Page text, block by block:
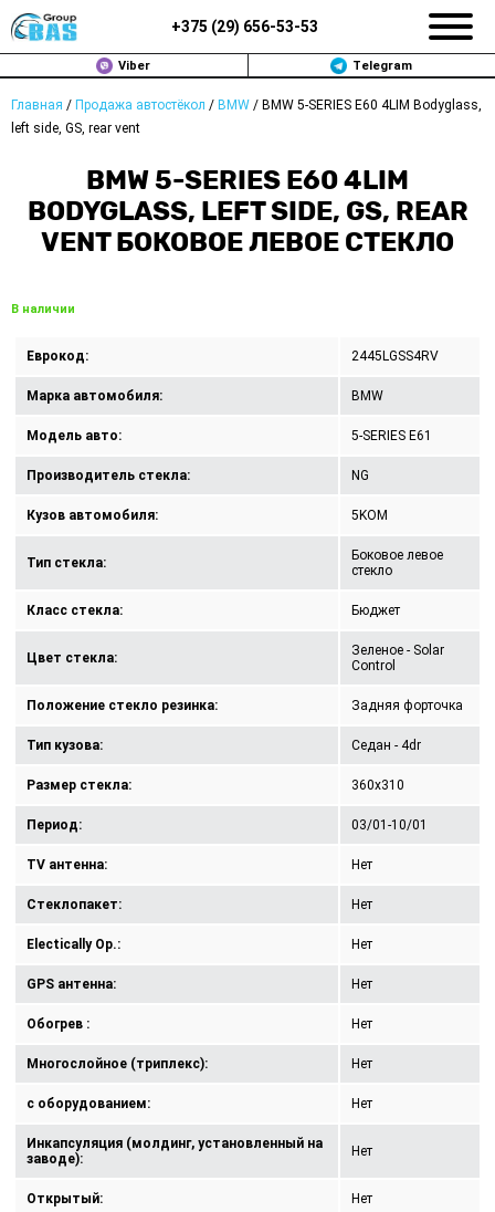
+375 (29) 656-53-53
Viber Telegram
Главная / Продажа автостёкол / BMW / BMW 5-SERIES E60 4LIM Bodyglass,
left side, GS, rear vent
BMW 5-SERIES E60 4LIM
BODYGLASS, LEFT SIDE, GS, REAR
VENT БОКОВОЕ ЛЕВОЕ СТЕКЛО
В наличии
Еврокод: 2445LGSS4RV
Марка автомобиля: BMW
Модель авто: 5-SERIES E61
Производитель стекла: NG
Кузов автомобиля: 5KOM
Тип стекла:
Боковое левое
стекло
Класс стекла: Бюджет
Цвет стекла:
Зеленое - Solar
Control
Положение стекло резинка: Задняя форточка
Тип кузова: Седан - 4dr
Размер стекла: 360x310
Период: 03/01-10/01
TV антенна: Нет
Стеклопакет: Нет
Electically Op.: Нет
GPS антенна: Нет
Обогрев : Нет
Многослойное (триплекс): Нет
с оборудованием: Нет
Инкапсуляция (молдинг, установленный на
заводе):
Нет
Открытый: Нет
ЗАМЕНА АВТОСТЕКОЛ В МИНСКЕ
ПРОДАЖА АВТОСТЁКОЛ
РЕМОНТ
ПОЛИТИКА КОНФИДЕНЦИАЛЬНОСТИ